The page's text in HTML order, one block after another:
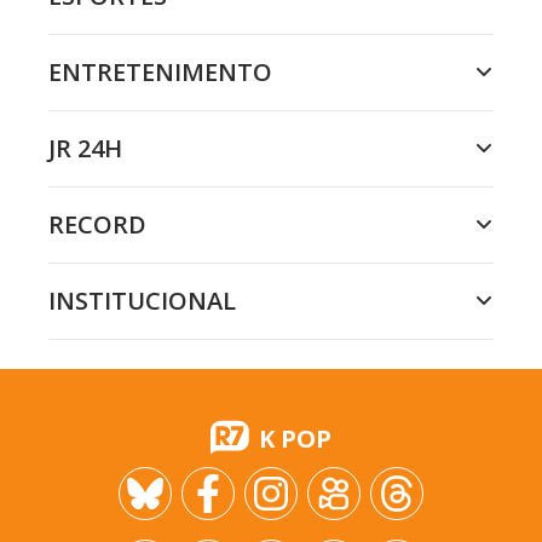
ENTRETENIMENTO
JR 24H
RECORD
INSTITUCIONAL
K POP